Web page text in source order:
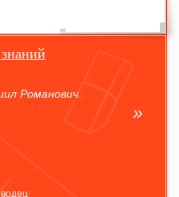
Романович..